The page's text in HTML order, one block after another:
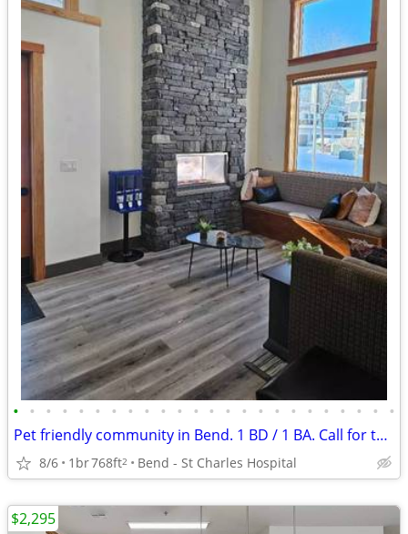
• • • • • • • • • • • • • • • • • • • • • • • •
Pet friendly community in Bend. 1 BD / 1 BA. Call for tour!
8/6 1br768ft2 Bend - St Charles Hospital
$2,295